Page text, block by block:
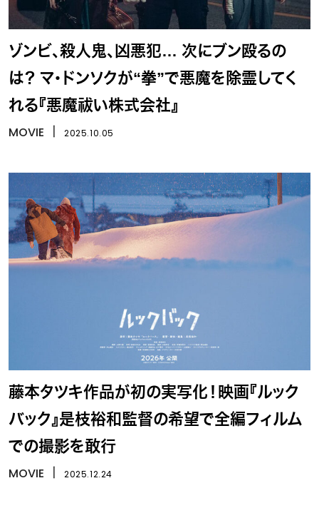
ゾンビ、殺人鬼、凶悪犯… 次にブン殴るの
は？ マ・ドンソクが“拳”で悪魔を除霊してく
れる『悪魔祓い株式会社』
MOVIE 2025.10.05
藤本タツキ作品が初の実写化！映画『ルック
バック』是枝裕和監督の希望で全編フィルム
での撮影を敢行
MOVIE 2025.12.24